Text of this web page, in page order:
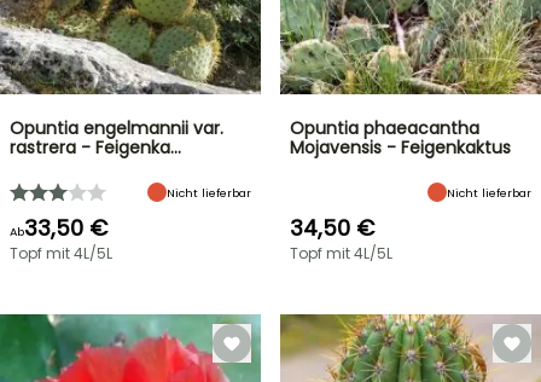
Opuntia engelmannii var.
rastrera - Feigenka…
Nicht lieferbar
Ab33,50 €
Topf mit 4L/5L
Opuntia phaeacantha
Mojavensis - Feigenkaktus
Nicht lieferbar
34,50 €
Topf mit 4L/5L